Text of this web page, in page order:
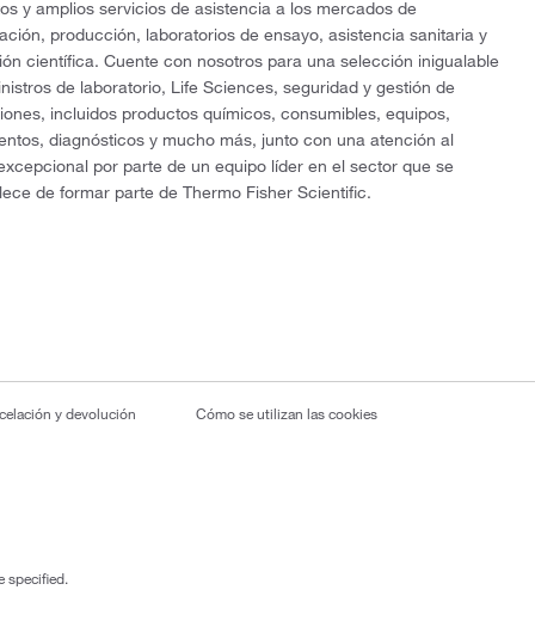
y amplios servicios de asistencia a los mercados de
producción, laboratorios de ensayo, asistencia sanitaria y
científica. Cuente con nosotros para una selección inigualable
de laboratorio, Life Sciences, seguridad y gestión de
incluidos productos químicos, consumibles, equipos,
diagnósticos y mucho más, junto con una atención al
por parte de un equipo líder en el sector que se
de formar parte de Thermo Fisher Scientific.
y devolución Cómo se utilizan las cookies
specified.